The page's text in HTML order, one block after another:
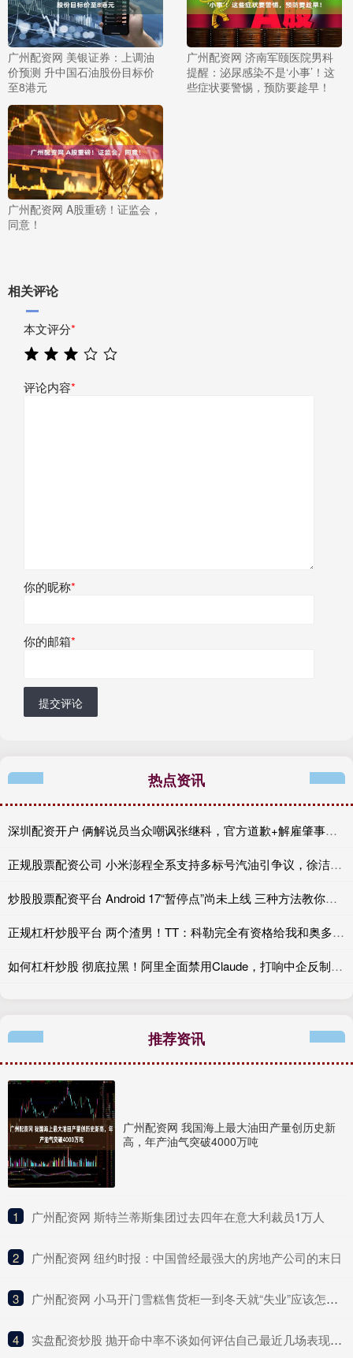
广州配资网 美银证券：上调油
价预测 升中国石油股份目标价
至8港元
广州配资网 济南军颐医院男科
提醒：泌尿感染不是‘小事’！这
些症状要警惕，预防要趁早！
广州配资网 A股重磅！证监会，
同意！
相关评论
本文评分*
评论内容*
你的昵称*
你的邮箱*
提交评论
热点资讯
深圳配资开户 俩解说员当众嘲讽张继科，官方道歉+解雇肇事者，有些话不能乱说
正规股票配资公司 小米澎程全系支持多标号汽油引争议，徐洁云：XX
炒股股票配资平台 Android 17“暂停点”尚未上线 三种方法教你提前复制
正规杠杆炒股平台 两个渣男！TT：科勒完全有资格给我和奥多姆一人来上几拳
如何杠杆炒股 彻底拉黑！阿里全面禁用Claude，打响中企反制美国AI“第一枪”
推荐资讯
广州配资网 我国海上最大油田产量创历史新
高，年产油气突破4000万吨
1 ​广州配资网 斯特兰蒂斯集团过去四年在意大利裁员1万人
2 ​广州配资网 纽约时报：中国曾经最强大的房地产公司的末日
3 ​广州配资网 小马开门雪糕售货柜一到冬天就“失业”应该怎么办？
4 ​实盘配资炒股 抛开命中率不谈如何评估自己最近几场表现？谢泼德：抛不开